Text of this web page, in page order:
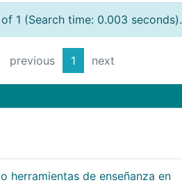
of 1 (Search time: 0.003 seconds).
previous 1 next
herramientas de enseñanza en